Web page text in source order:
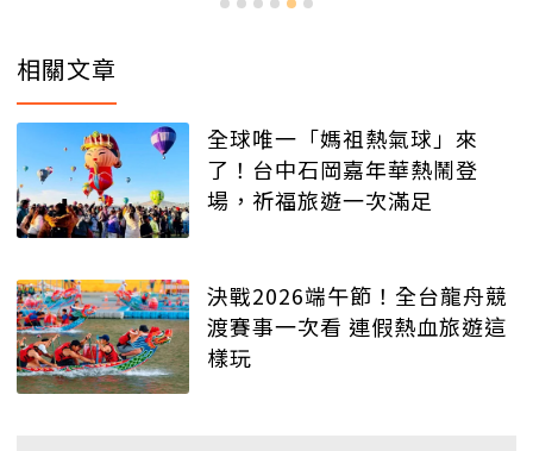
相關文章
全球唯一「媽祖熱氣球」來
了！台中石岡嘉年華熱鬧登
場，祈福旅遊一次滿足
決戰2026端午節！全台龍舟競
渡賽事一次看 連假熱血旅遊這
樣玩